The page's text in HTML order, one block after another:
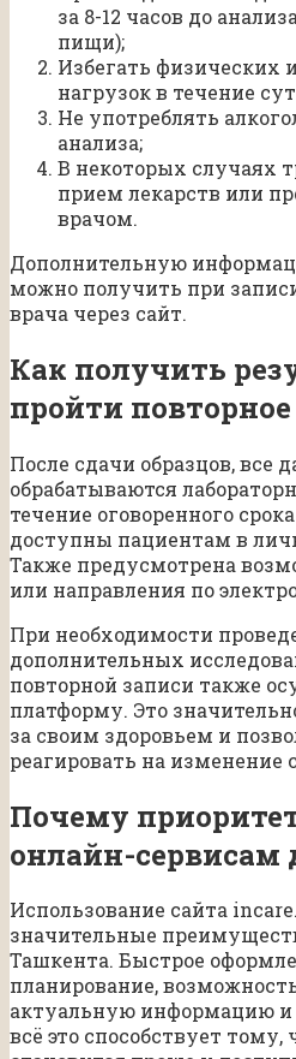
за 8-12 часов до
пищи);
Избегать физических
нагрузок в течение
Не употреблять
анализа;
В некоторых случаях
прием лекарств или
врачом.
Дополнительную
можно получить при
врача через сайт.
Как получить
пройти
После сдачи образцов, все
обрабатываются
течение оговоренного
доступны пациентам в
Также предусмотрена
или направления по
При необходимости
дополнительных
повторной записи также
платформу. Это
за своим здоровьем и
реагировать на изменение
Почему
онлайн-сервисам
Использование сайта
значительные
Ташкента. Быстрое
планирование,
актуальную информацию и
всё это способствует тому,